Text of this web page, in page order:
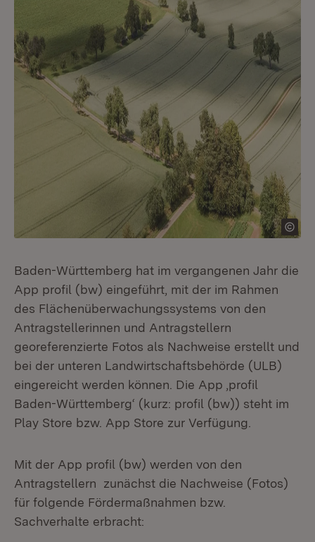
Baden-Württemberg hat im vergangenen Jahr die
App profil (bw) eingeführt, mit der im Rahmen
des Flächenüberwachungssystems von den
Antragstellerinnen und Antragstellern
georeferenzierte Fotos als Nachweise erstellt und
bei der unteren Landwirtschaftsbehörde (ULB)
eingereicht werden können. Die App ‚profil
Baden-Württemberg‘ (kurz: profil (bw)) steht im
Play Store bzw. App Store zur Verfügung.
Mit der App profil (bw) werden von den
Antragstellern zunächst die Nachweise (Fotos)
für folgende Fördermaßnahmen bzw.
Sachverhalte erbracht: